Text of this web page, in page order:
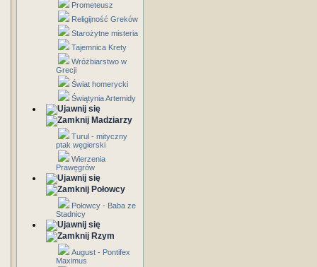
Prometeusz
Religijność Greków
Starożytne misteria
Tajemnica Krety
Wróżbiarstwo w
Grecji
Świat homerycki
Świątynia Artemidy
Madziarzy
Turul - mityczny
ptak węgierski
Wierzenia
Prawęgrów
Połowcy
Połowcy - Baba ze
Stadnicy
Rzym
August - Pontifex
Maximus